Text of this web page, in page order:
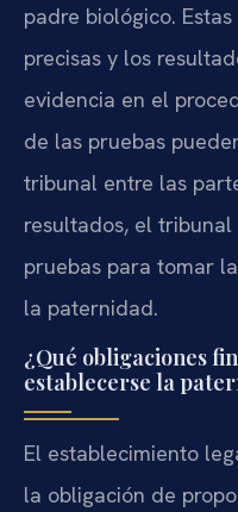
padre biológico.
precisas y los
evidencia en el
de las pruebas
tribunal entre las
resultados, el
pruebas para tomar
la paternidad.
¿Qué obligaciones
establecerse la
El establecimiento
la obligación de